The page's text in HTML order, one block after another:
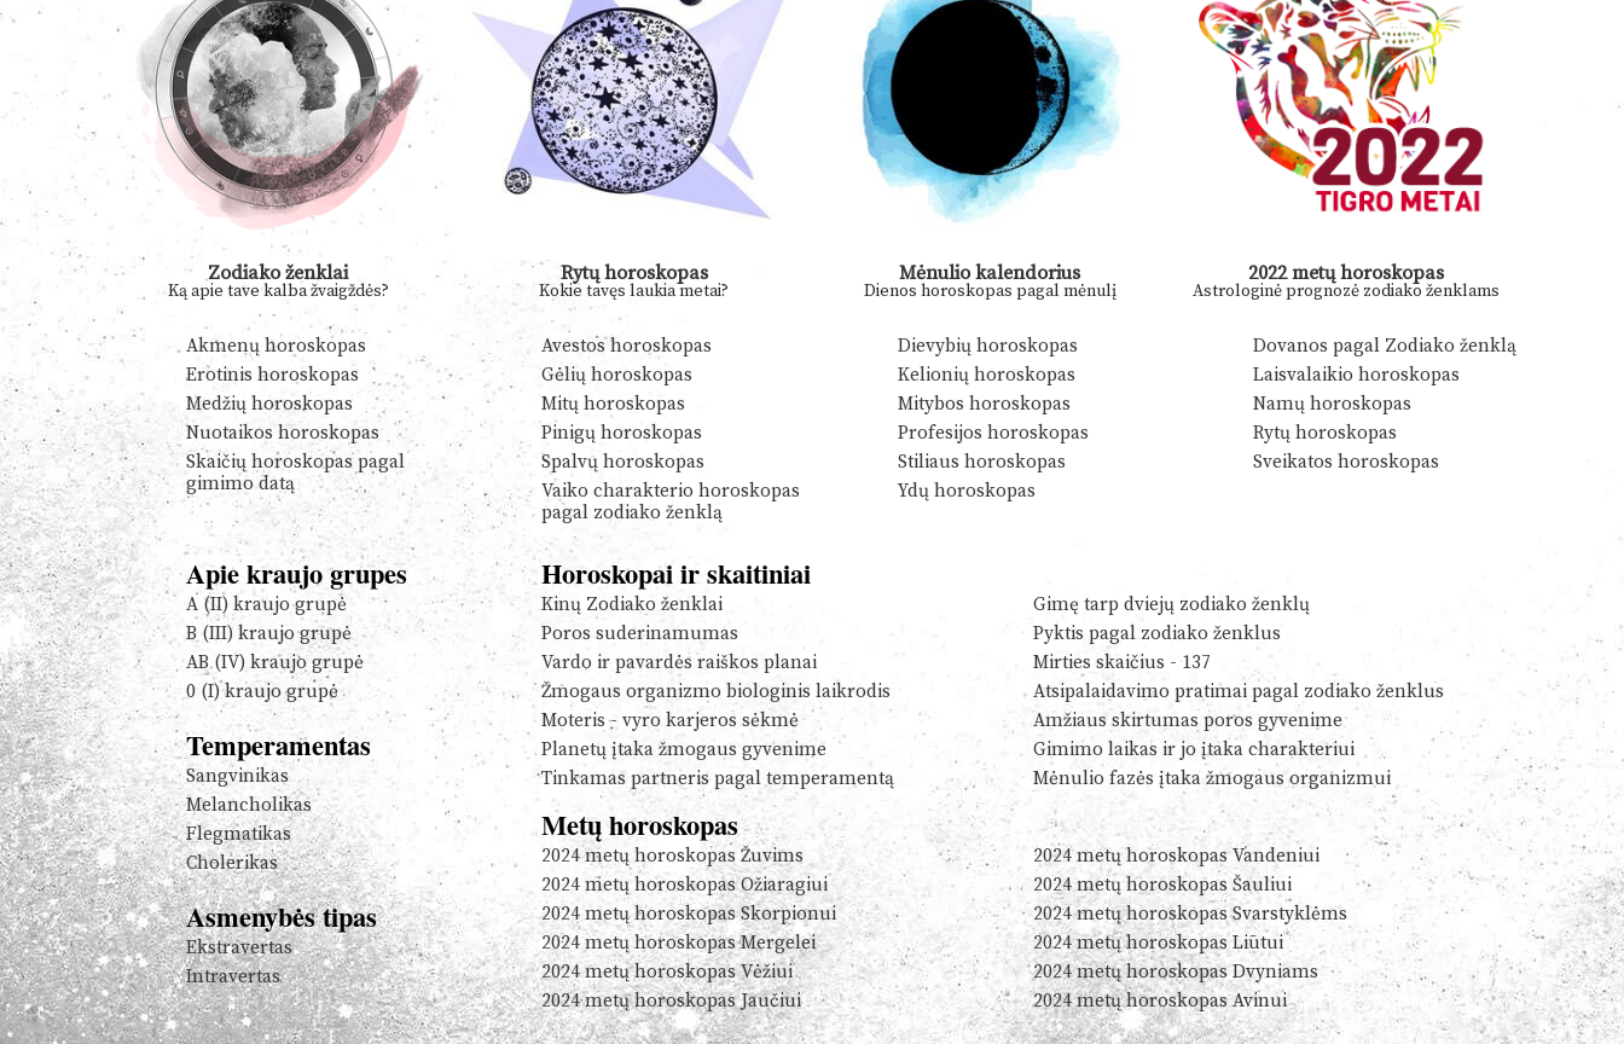
Zodiako ženklai
Ką apie tave kalba žvaigždės?
Rytų horoskopas
Kokie tavęs laukia metai?
Mėnulio kalendorius
Dienos horoskopas pagal mėnulį
2022 metų horoskopas
Astrologinė prognozė zodiako ženklams
Akmenų horoskopas Avestos horoskopas Dievybių horoskopas
Dovanos pagal Zodiako ženklą
Erotinis horoskopas
Gėlių horoskopas Kelionių horoskopas
Laisvalaikio horoskopas
Medžių horoskopas
Mitų horoskopas Mitybos horoskopas
Namų horoskopas
Nuotaikos horoskopas
Pinigų horoskopas Profesijos horoskopas
Rytų horoskopas
Skaičių horoskopas pagal
gimimo datą
Spalvų horoskopas Stiliaus horoskopas
Sveikatos horoskopas
Vaiko charakterio horoskopas
pagal zodiako ženklą
Ydų horoskopas
Apie kraujo grupes
A (II) kraujo grupė
B (III) kraujo grupė
AB (IV) kraujo grupė
0 (I) kraujo grupė
Temperamentas
Sangvinikas
Melancholikas
Flegmatikas
Cholerikas
Asmenybės tipas
Ekstravertas
Intravertas
Horoskopai ir skaitiniai
Kinų Zodiako ženklai
Gimę tarp dviejų zodiako ženklų
Poros suderinamumas
Pyktis pagal zodiako ženklus
Vardo ir pavardės raiškos planai
Mirties skaičius - 137
Žmogaus organizmo biologinis laikrodis
Atsipalaidavimo pratimai pagal zodiako ženklus
Moteris - vyro karjeros sėkmė
Amžiaus skirtumas poros gyvenime
Planetų įtaka žmogaus gyvenime
Gimimo laikas ir jo įtaka charakteriui
Tinkamas partneris pagal temperamentą
Mėnulio fazės įtaka žmogaus organizmui
Metų horoskopas
2024 metų horoskopas Žuvims
2024 metų horoskopas Vandeniui
2024 metų horoskopas Ožiaragiui
2024 metų horoskopas Šauliui
2024 metų horoskopas Skorpionui
2024 metų horoskopas Svarstyklėms
2024 metų horoskopas Mergelei
2024 metų horoskopas Liūtui
2024 metų horoskopas Vėžiui
2024 metų horoskopas Dvyniams
2024 metų horoskopas Jaučiui
2024 metų horoskopas Avinui